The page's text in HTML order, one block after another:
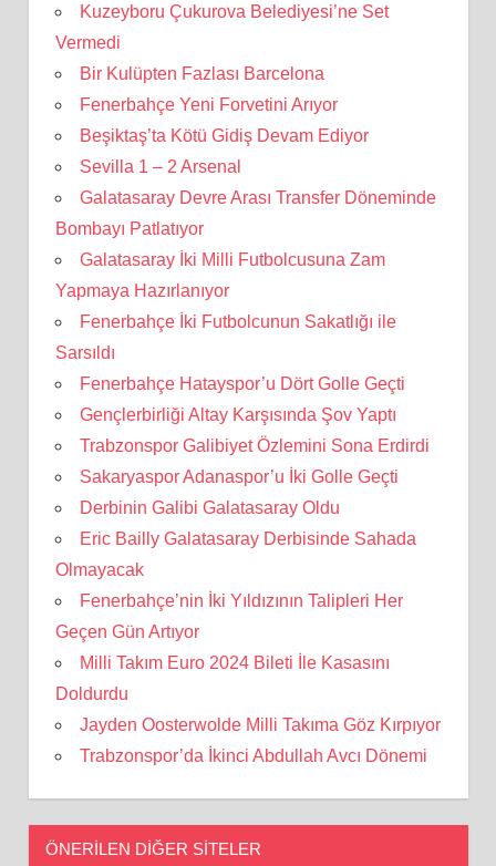
Kuzeyboru Çukurova Belediyesi’ne Set
Vermedi
Bir Kulüpten Fazlası Barcelona
Fenerbahçe Yeni Forvetini Arıyor
Beşiktaş’ta Kötü Gidiş Devam Ediyor
Sevilla 1 – 2 Arsenal
Galatasaray Devre Arası Transfer Döneminde
Bombayı Patlatıyor
Galatasaray İki Milli Futbolcusuna Zam
Yapmaya Hazırlanıyor
Fenerbahçe İki Futbolcunun Sakatlığı ile
Sarsıldı
Fenerbahçe Hatayspor’u Dört Golle Geçti
Gençlerbirliği Altay Karşısında Şov Yaptı
Trabzonspor Galibiyet Özlemini Sona Erdirdi
Sakaryaspor Adanaspor’u İki Golle Geçti
Derbinin Galibi Galatasaray Oldu
Eric Bailly Galatasaray Derbisinde Sahada
Olmayacak
Fenerbahçe’nin İki Yıldızının Talipleri Her
Geçen Gün Artıyor
Milli Takım Euro 2024 Bileti İle Kasasını
Doldurdu
Jayden Oosterwolde Milli Takıma Göz Kırpıyor
Trabzonspor’da İkinci Abdullah Avcı Dönemi
ÖNERILEN DIĞER SITELER